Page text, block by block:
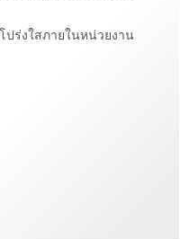
ปร่งใสภายในหน่วยงาน